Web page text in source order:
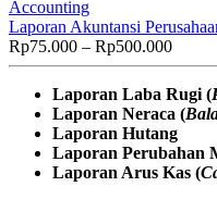
Accounting
Laporan Akuntansi
Rp75.000 – Rp500.000Price
range:
Laporan Laba Rugi (
Laporan Neraca (
Laporan Hutang
Laporan Perubahan
Laporan Arus Kas (